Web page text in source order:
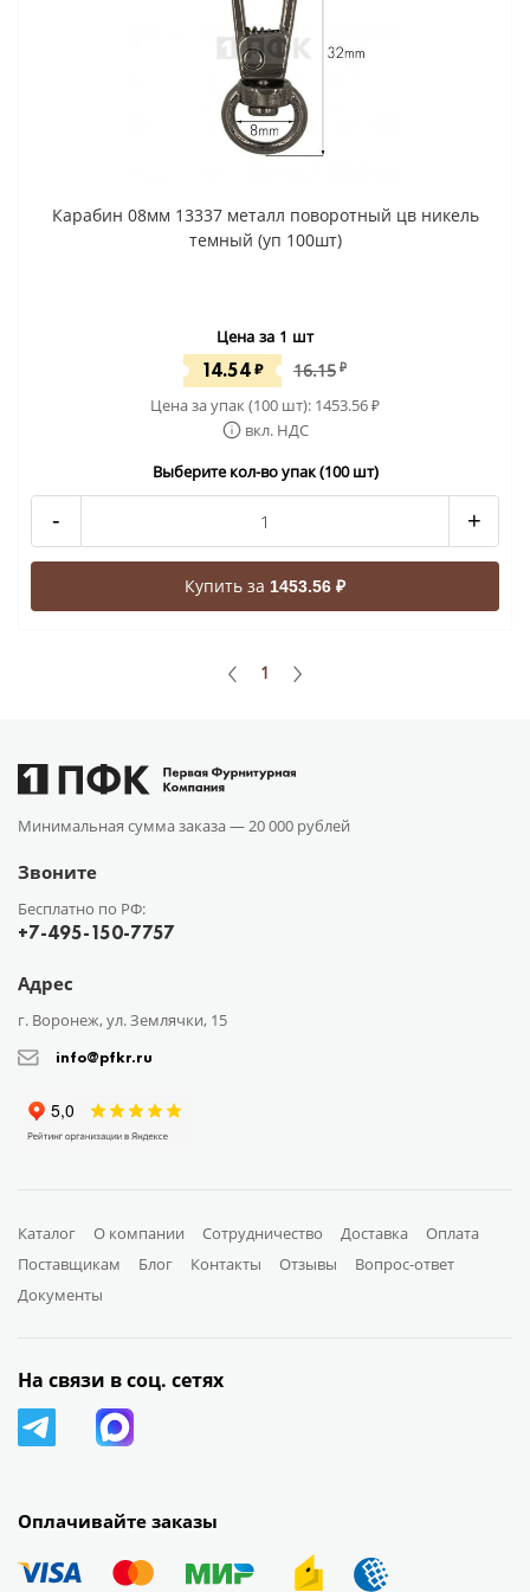
Карабин 08мм 13337 металл поворотный цв никель
темный (уп 100шт)
Цена за 1 шт
14.54₽ 16.15 ₽
Цена за упак (100 шт): 1453.56₽
вкл. НДС
Выберите кол-во упак (100 шт)
- +
Купить за 1453.56 ₽
1
Минимальная сумма заказа —20 000 рублей
Звоните
Бесплатно по РФ:
+7-495-150-7757
Адрес
г. Воронеж, ул. Землячки, 15
info@pfkr.ru
Каталог О компании Сотрудничество Доставка
Оплата
Поставщикам
Блог Контакты Отзывы
Вопрос-ответ
Документы
Оплачивайте заказы
На связи в соц. сетях